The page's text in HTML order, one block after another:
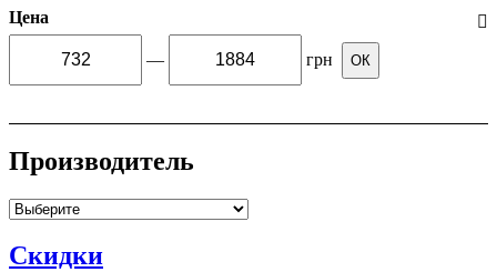
Цена
— грн ОК
Производитель
Скидки